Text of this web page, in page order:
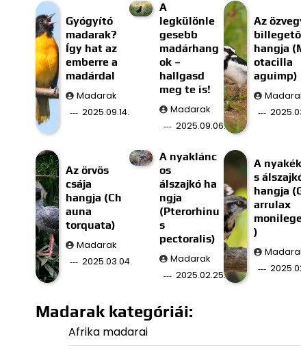
Gyógyító
madarak?
Így hat az
emberre a
madárdal
Madarak
2025.09.14.
A
legkülönle
gesebb
madárhang
ok –
hallgasd
meg te is!
Madarak
2025.09.06.
Az
billegető
hangja
otacilla
aguimp)
Az örvös
csája
hangja (Ch
auna
torquata)
Madarak
2025.03.04.
A nyaklánc
os
álszajkó ha
ngja
(Pterorhinu
s
pectoralis)
Madarak
2025.02.25.
A
s
hangja
arrulax
)
Madarak kategóriái:
Afrika madarai